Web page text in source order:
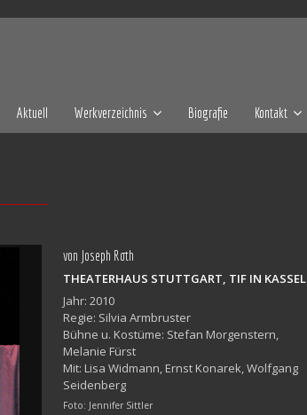
Aktuell Werkverzeichnis Biografie Kontakt
von Joseph Roth
THEATERHAUS STUTTGART, TIF IN KASSEL
Jahr: 2010
Regie: Silvia Armbruster
Bühne u. Kostüme: Stefan Morgenstern,
Melanie Fürst
Mit: Lisa Widmann, Ernst Konarek, Wolfgang
Seidenberg
Foto: Jennifer Sittler